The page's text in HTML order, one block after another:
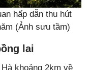
hấp dẫn thu hút
(Ảnh sưu tầm)
lai
khoảng 2km về